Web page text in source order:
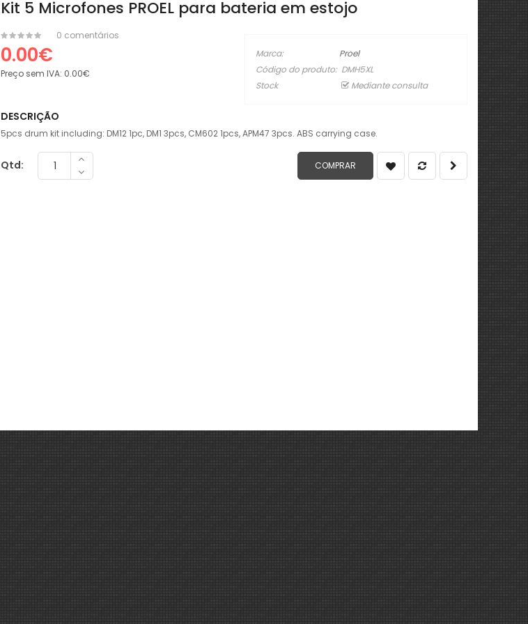
Kit 5 Microfones PROEL para bateria em estojo
0 comentários
0.00€
Preço sem IVA: 0.00€
Marca:
Proel
Código do produto: DMH5XL
Stock
Mediante consulta
DESCRIÇÃO
5pcs drum kit including: DM12 1pc, DM1 3pcs, CM602 1pcs, APM47 3pcs. ABS carrying case.
Qtd: